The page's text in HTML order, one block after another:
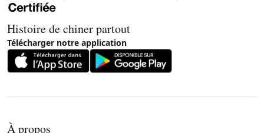
Histoire de chiner partout
Télécharger notre application
À propos